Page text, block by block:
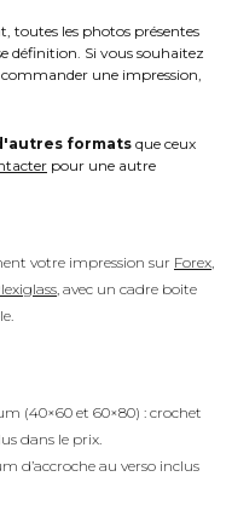
toutes les photos présentes
définition. Si vous souhaitez
une impression,
formats que ceux
pour une autre
votre impression sur Forex,
, avec un cadre boite
(40×60 et 60×80) : crochet
dans le prix.
d’accroche au verso inclus